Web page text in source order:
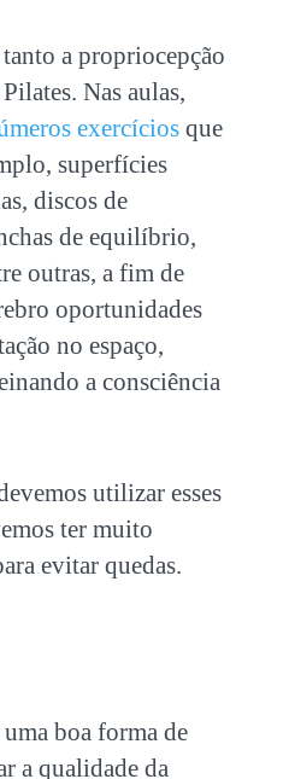
a propriocepção
Nas aulas,
exercíciosque
superfícies
discos de
de equilíbrio,
outras, a fim de
oportunidades
no espaço,
a consciência
utilizar esses
ter muito
evitar quedas.
boa forma de
a qualidade da